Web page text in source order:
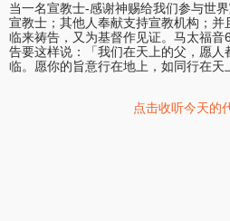
当一名宣教士-感谢神赐给我们参与世
宣教士；其他人奉献支持宣教机构；
临来祷告，又为基督作见证。马太福
告要这样说：「我们在天上的父，愿
临。愿你的旨意行在地上，如同行在天
点击收听今天的